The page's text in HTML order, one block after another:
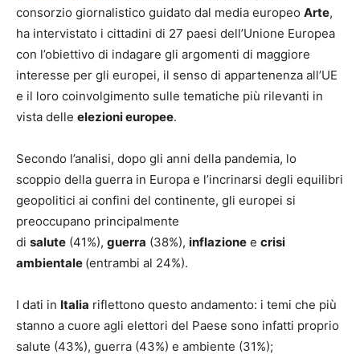
consorzio giornalistico guidato dal media europeo Arte,
ha intervistato i cittadini di 27 paesi dell’Unione Europea
con l’obiettivo di indagare gli argomenti di maggiore
interesse per gli europei, il senso di appartenenza all’UE
e il loro coinvolgimento sulle tematiche più rilevanti in
vista delle elezioni europee.
Secondo l’analisi, dopo gli anni della pandemia, lo
scoppio della guerra in Europa e l’incrinarsi degli equilibri
geopolitici ai confini del continente, gli europei si
preoccupano principalmente
di salute (41%), guerra (38%), inflazione e crisi
ambientale (entrambi al 24%).
I dati in Italia riflettono questo andamento: i temi che più
stanno a cuore agli elettori del Paese sono infatti proprio
salute (43%), guerra (43%) e ambiente (31%);